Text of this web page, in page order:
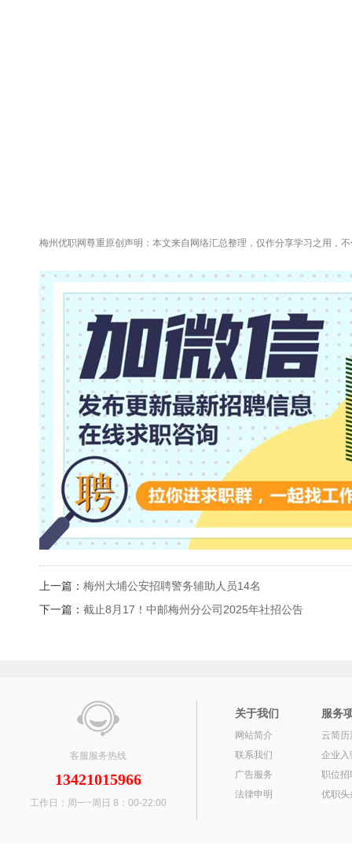
梅州优职网尊重原创声明：本文来自网络汇总整理，仅作分享学习之用，
上一篇： 梅州大埔公安招聘警务辅助人员14名
下一篇： 截止8月17！中邮梅州分公司2025年社招公告
客服服务热线
13421015966
工作日：周一~周日 8：00-22:00
关于我们
网站简介
联系我们
广告服务
法律申明
服务
云简历
企业入
职位招
优职头